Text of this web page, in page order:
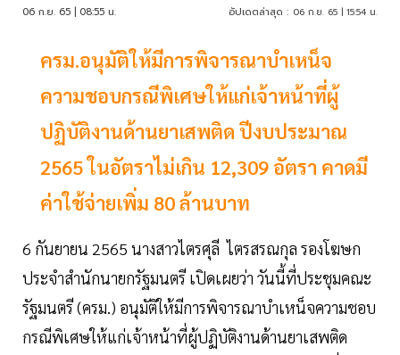
06 ก.ย. 65 | 08:55 น. อัปเดตล่าสุด : 06 ก.ย. 65 | 15:54 น.
ครม.อนุมัติให้มีการพิจารณาบำเหน็จ
ความชอบกรณีพิเศษให้แก่เจ้าหน้าที่ผู้
ปฏิบัติงานด้านยาเสพติด ปีงบประมาณ
2565 ในอัตราไม่เกิน 12,309 อัตรา คาดมี
ค่าใช้จ่ายเพิ่ม 80 ล้านบาท
6 กันยายน 2565 นางสาวไตรศุลี ไตรสรณกุล รองโฆษก
ประจำสำนักนายกรัฐมนตรี เปิดเผยว่า วันนี้ที่ประชุมคณะ
รัฐมนตรี (ครม.) อนุมัติให้มีการพิจารณาบำเหน็จความชอบ
กรณีพิเศษให้แก่เจ้าหน้าที่ผู้ปฏิบัติงานด้านยาเสพติด